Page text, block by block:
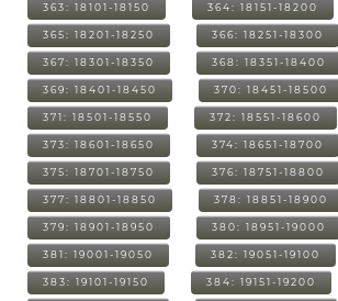
363: 18101-18150 364: 18151-18200
365: 18201-18250 366: 18251-18300
367: 18301-18350 368: 18351-18400
369: 18401-18450 370: 18451-18500
371: 18501-18550 372: 18551-18600
373: 18601-18650 374: 18651-18700
375: 18701-18750 376: 18751-18800
377: 18801-18850 378: 18851-18900
379: 18901-18950 380: 18951-19000
381: 19001-19050 382: 19051-19100
383: 19101-19150 384: 19151-19200